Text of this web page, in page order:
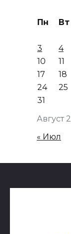
Август
Пн Вт
3
4
10
11
17
18
24
25
31
« Июл